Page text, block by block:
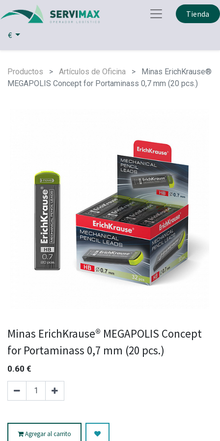
Tienda
€
Productos Artículos de Oficina
Minas ErichKrause®
MEGAPOLIS Concept for Portaminass 0,7 mm (20 pcs.)
Minas ErichKrause® MEGAPOLIS Concept
for Portaminass 0,7 mm (20 pcs.)
0.60 €
Agregar al carrito